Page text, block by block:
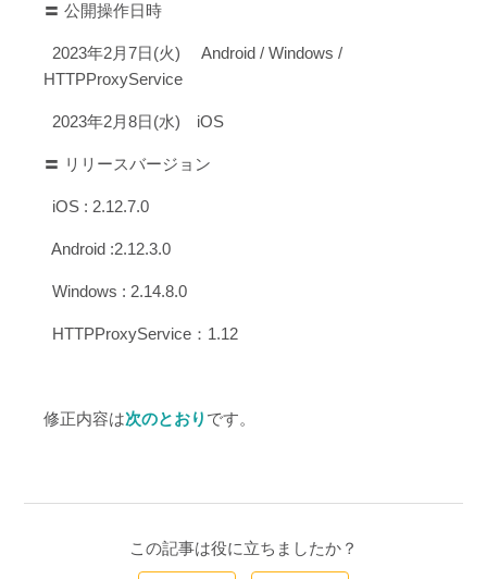
〓 公開操作日時
2023年2月7日(火) Android / Windows /
HTTPProxyService
2023年2月8日(水) iOS
〓 リリースバージョン
iOS : 2.12.7.0
Android :2.12.3.0
Windows : 2.14.8.0
HTTPProxyService：1.12
修正内容は次のとおり です。
この記事は役に立ちましたか？